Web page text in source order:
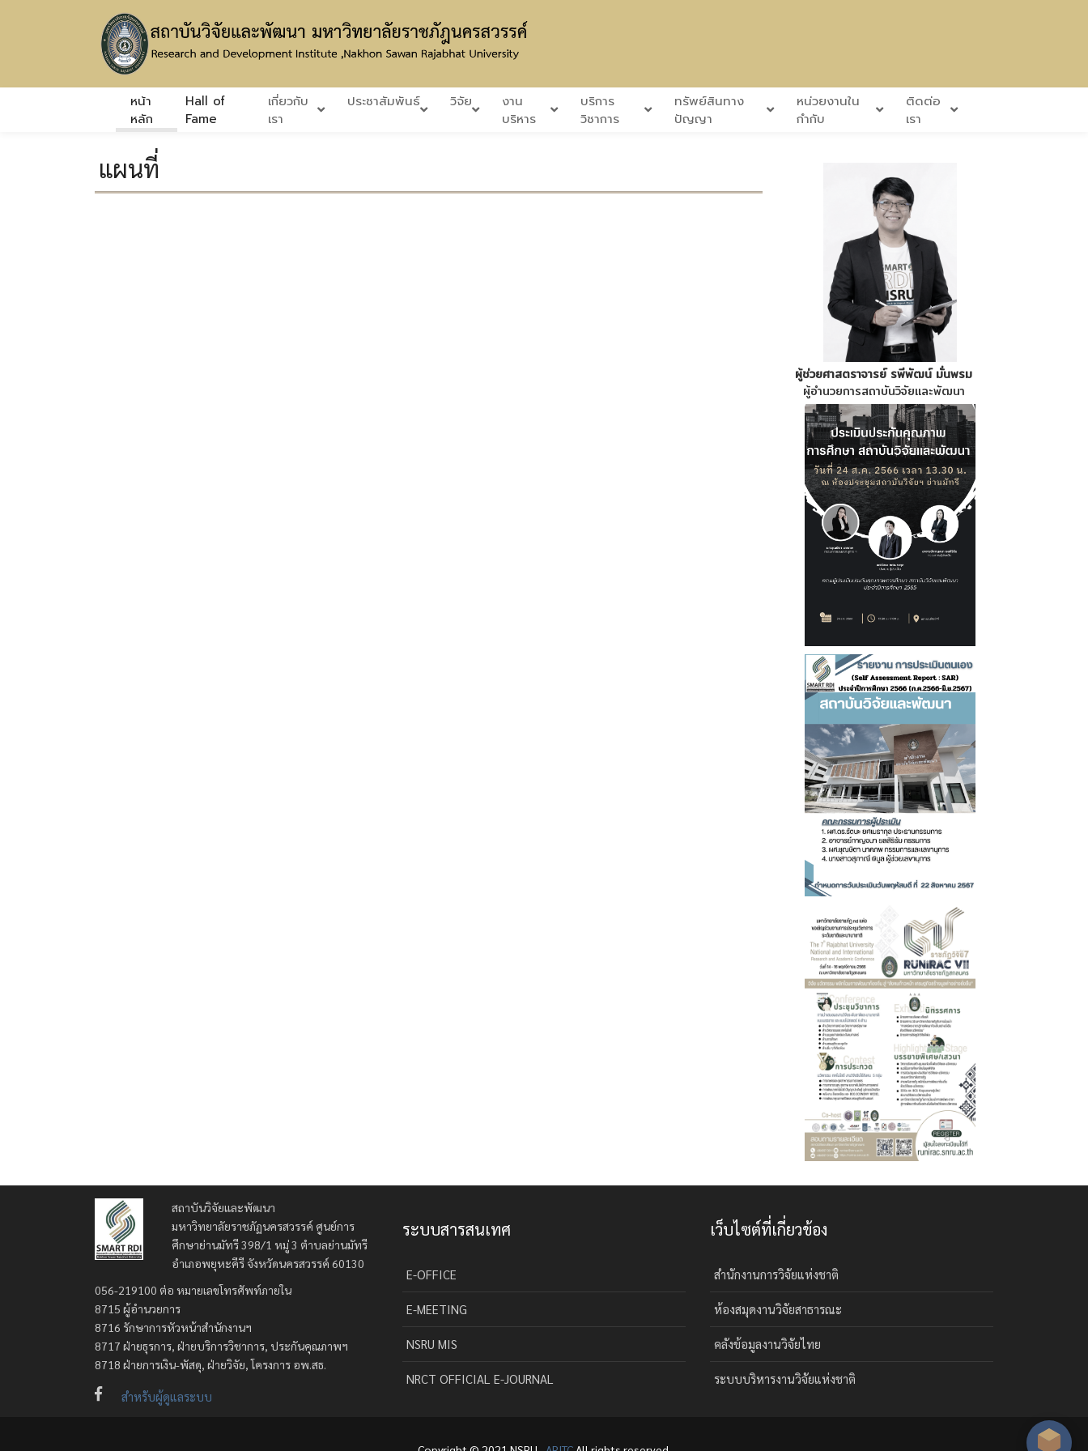
หน้า
หลัก
Hall of
Fame
เกี่ยวกับ
เรา
ประชาสัมพันธ์ วิจัย
งาน
บริหาร
บริการ
วิชาการ
ทรัพย์สินทาง
ปัญญา
หน่วยงานใน
กำกับ
ติดต่อ
เรา
แผนที่
ผู้ช่วยศาสตราจารย์ รพีพัฒน์ มั่นพรม
ผู้อำนวยการสถาบันวิจัยและพัฒนา
สถาบันวิจัยและพัฒนา
มหาวิทยาลัยราชภัฏนครสวรรค์ ศูนย์การ
ศึกษาย่านมัทรี 398/1 หมู่ 3 ตำบลย่านมัทรี
อำเภอพยุหะคีรี จังหวัดนครสวรรค์ 60130
056-219100 ต่อ หมายเลขโทรศัพท์ภายใน
8715 ผู้อำนวยการ
8716 รักษาการหัวหน้าสำนักงานฯ
8717 ฝ่ายธุรการ, ฝ่ายบริการวิชาการ, ประกันคุณภาพฯ
8718 ฝ่ายการเงิน-พัสดุ, ฝ่ายวิจัย, โครงการ อพ.สธ.
สำหรับผู้ดูแลระบบ
ระบบสารสนเทศ
E-OFFICE
E-MEETING
NSRU MIS
NRCT OFFICIAL E-JOURNAL
เว็บไซต์ที่เกี่ยวข้อง
สำนักงานการวิจัยแห่งชาติ
ห้องสมุดงานวิจัยสาธารณะ
คลังข้อมูลงานวิจัยไทย
ระบบบริหารงานวิจัยแห่งชาติ